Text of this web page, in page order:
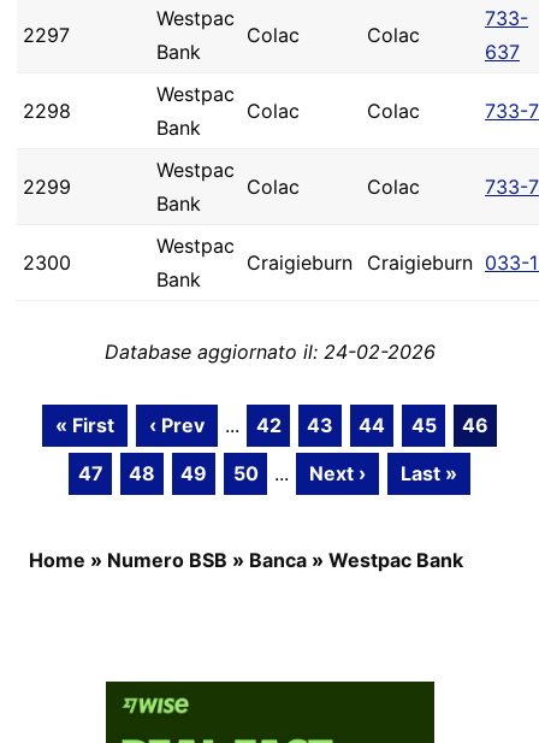
2297
Westpac
Bank
Colac Colac
733-
637
2298
Westpac
Bank
Colac Colac 733-
2299
Westpac
Bank
Colac Colac 733-
2300
Westpac
Bank
Craigieburn Craigieburn 033-
Database aggiornato il: 24-02-2026
« First ‹ Prev ... 42 43 44 45
46
47
48 49 50 ... Next › Last »
Home » Numero BSB » Banca » Westpac Bank